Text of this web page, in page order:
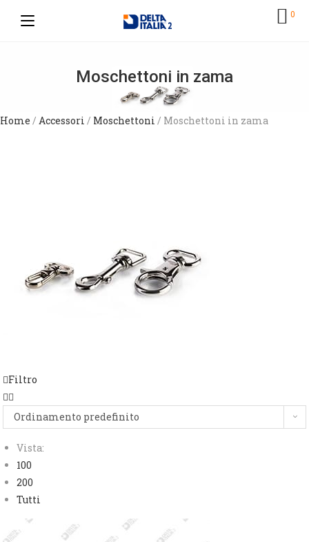
0
Moschettoni in zama
Home / Accessori / Moschettoni / Moschettoni in zama
Filtro
Ordinamento predefinito
Vista:
100
200
Tutti